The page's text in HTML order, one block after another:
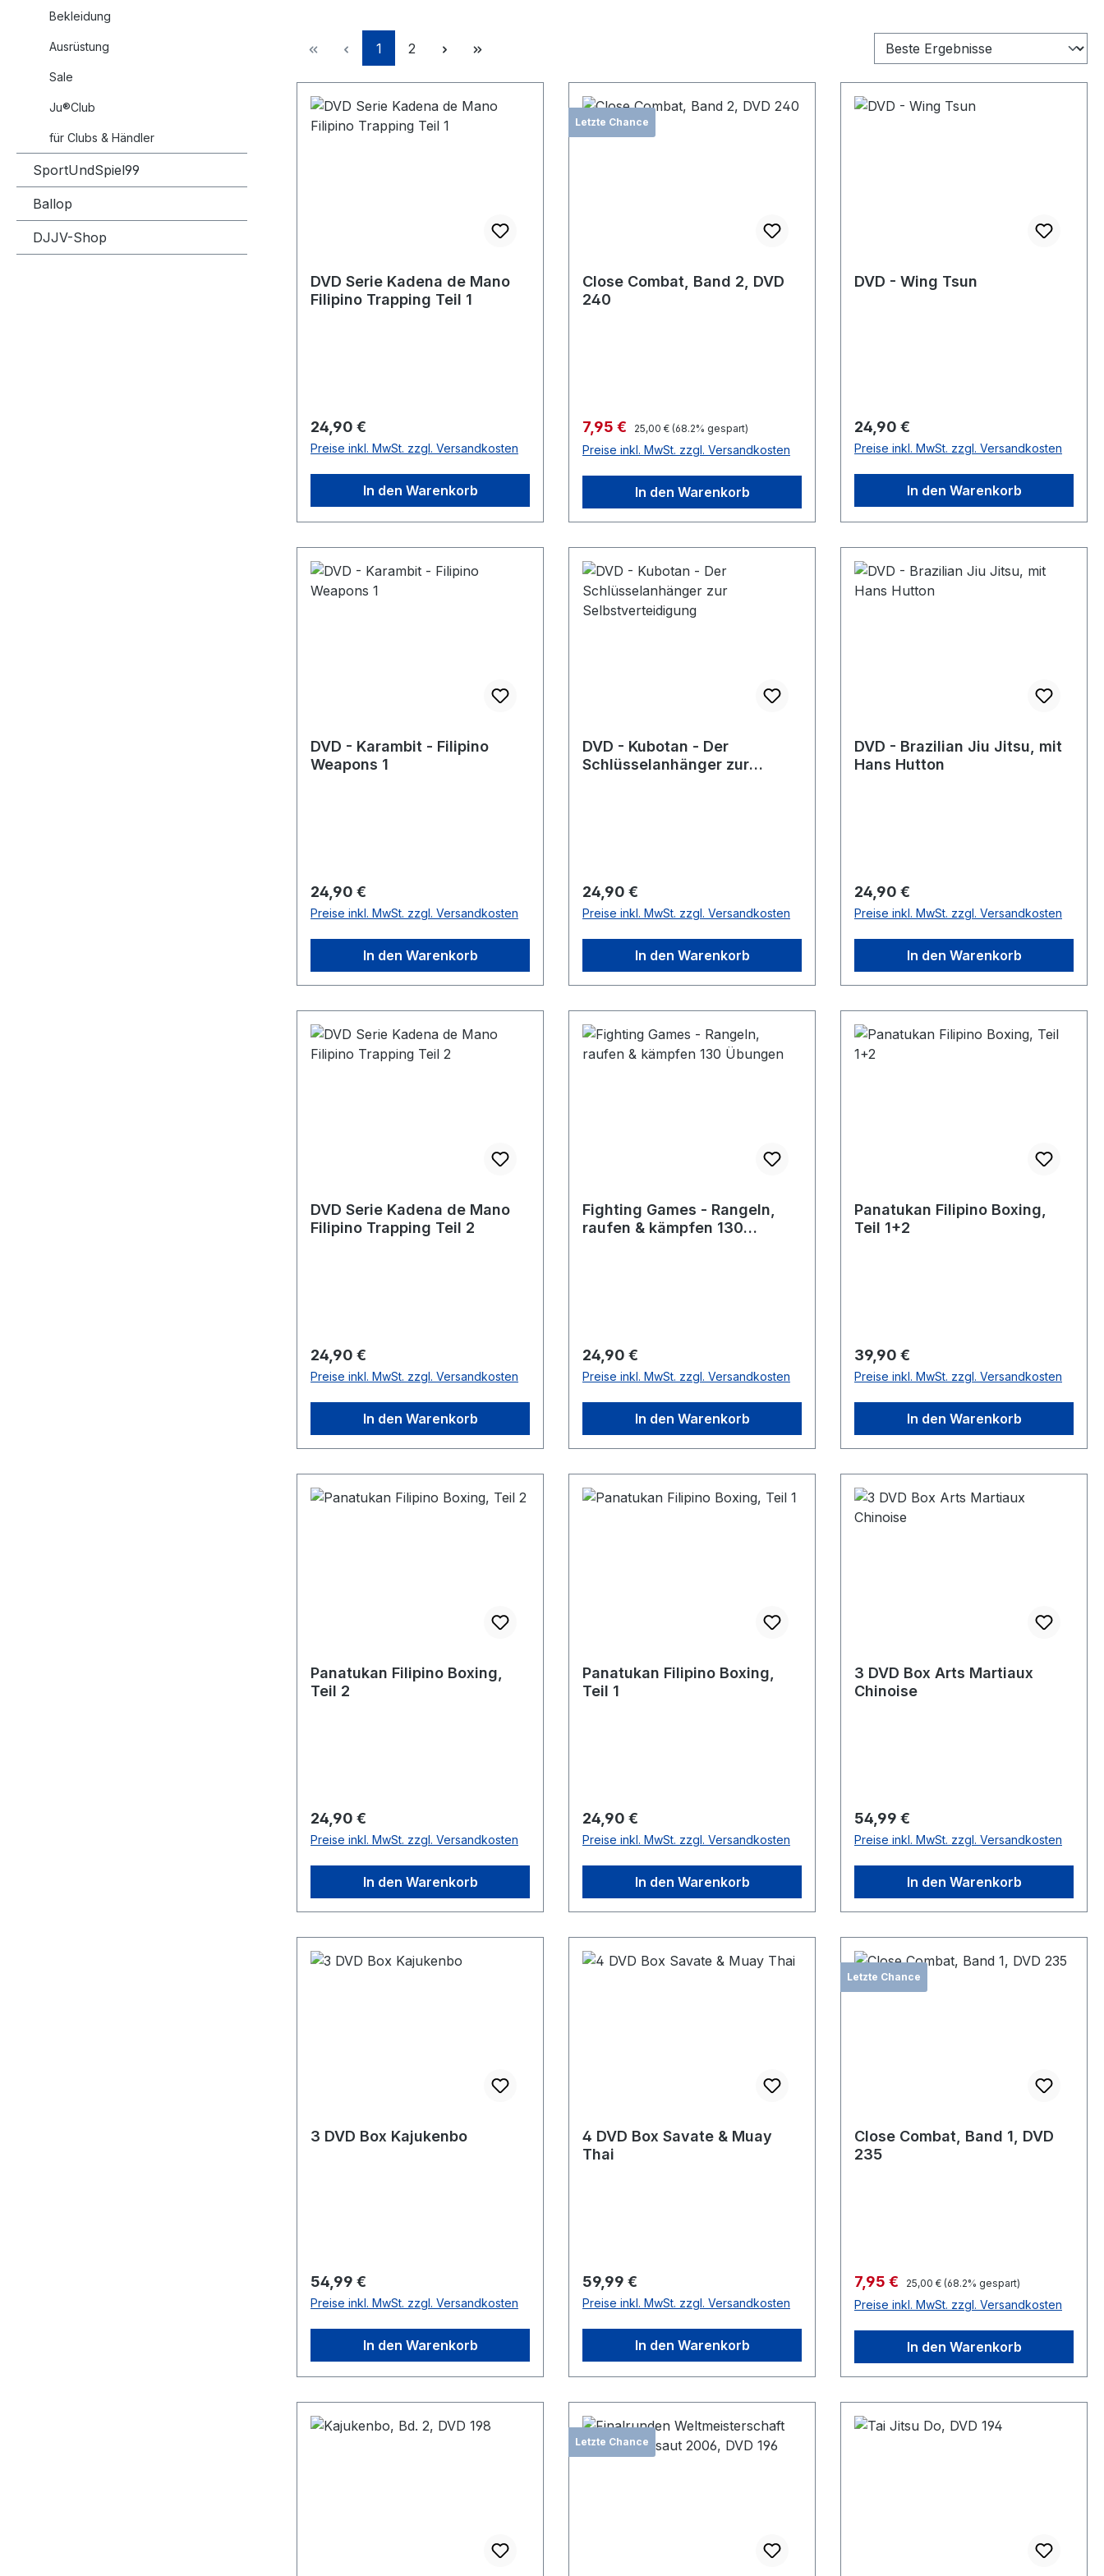
Bekleidung
Ausrüstung
Sale
Ju®Club
für Clubs & Händler
SportUndSpiel99
Ballop
DJJV-Shop
Seite
1 Seite
2
DVD Serie Kadena de Mano
Filipino Trapping Teil 1
Regulärer Preis:
24,90 €
Preise inkl. MwSt. zzgl. Versandkosten
In den Warenkorb
Letzte Chance
Close Combat, Band 2, DVD
240
Verkaufspreis:
7,95 € Regulärer Preis:
25,00 € (68.2% gespart)
Preise inkl. MwSt. zzgl. Versandkosten
In den Warenkorb
DVD - Wing Tsun
Regulärer Preis:
24,90 €
Preise inkl. MwSt. zzgl. Versandkosten
In den Warenkorb
DVD - Karambit - Filipino
Weapons 1
Regulärer Preis:
24,90 €
Preise inkl. MwSt. zzgl. Versandkosten
In den Warenkorb
DVD - Kubotan - Der
Schlüsselanhänger zur
Regulärer Preis:
24,90 €
Preise inkl. MwSt. zzgl. Versandkosten
In den Warenkorb
DVD - Brazilian Jiu Jitsu, mit
Hans Hutton
Regulärer Preis:
24,90 €
Preise inkl. MwSt. zzgl. Versandkosten
In den Warenkorb
DVD Serie Kadena de Mano
Filipino Trapping Teil 2
Regulärer Preis:
24,90 €
Preise inkl. MwSt. zzgl. Versandkosten
In den Warenkorb
Fighting Games - Rangeln,
raufen & kämpfen 130
Regulärer Preis:
24,90 €
Preise inkl. MwSt. zzgl. Versandkosten
In den Warenkorb
Panatukan Filipino Boxing,
Teil 1+2
Regulärer Preis:
39,90 €
Preise inkl. MwSt. zzgl. Versandkosten
In den Warenkorb
Panatukan Filipino Boxing,
Teil 2
Regulärer Preis:
24,90 €
Preise inkl. MwSt. zzgl. Versandkosten
In den Warenkorb
Panatukan Filipino Boxing,
Teil 1
Regulärer Preis:
24,90 €
Preise inkl. MwSt. zzgl. Versandkosten
In den Warenkorb
3 DVD Box Arts Martiaux
Chinoise
Regulärer Preis:
54,99 €
Preise inkl. MwSt. zzgl. Versandkosten
In den Warenkorb
3 DVD Box Kajukenbo
Regulärer Preis:
54,99 €
Preise inkl. MwSt. zzgl. Versandkosten
In den Warenkorb
4 DVD Box Savate & Muay
Thai
Regulärer Preis:
59,99 €
Preise inkl. MwSt. zzgl. Versandkosten
In den Warenkorb
Letzte Chance
Close Combat, Band 1, DVD
235
Verkaufspreis:
7,95 € Regulärer Preis:
25,00 € (68.2% gespart)
Preise inkl. MwSt. zzgl. Versandkosten
In den Warenkorb
Letzte Chance